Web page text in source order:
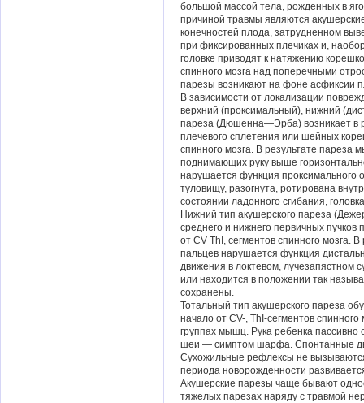
большой массой тела, рожденных в
причиной травмы являются
конечностей плода, затрудненном
при фиксированных плечиках и,
головке приводят к натяжению
спинного мозга над поперечными
парезы возникают на фоне асфиксии
В зависимости от локализации
верхний (проксимальный), нижний
пареза (Дюшенна—Эрба) возникает в
плечевого сплетения или шейных
спинного мозга. В результате
поднимающих руку выше
нарушается функция проксимального
туловищу, разогнута, ротирована
состоянии ладонного сгибания,
Нижний тип акушерского пареза
среднего и нижнего первичных
от CV ThI, сегментов спинного мозга.
пальцев нарушается функция
движения в локтевом, лучезапястном
или находится в положении так
сохранены.
Тотальный тип акушерского пареза
начало от CV-, ТhI-сегментов
группах мышц. Рука ребенка пассивно
шеи — симптом шарфа. Спонтанные
Сухожильные рефлексы не
периода новорожденности
Акушерские парезы чаще бывают
тяжелых парезах наряду с травмой